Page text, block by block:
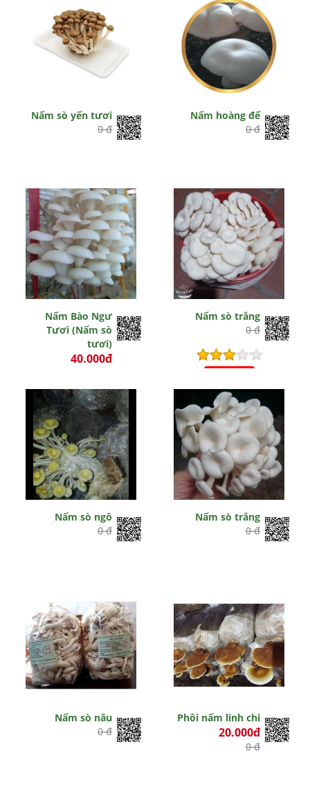
Nấm sò yến tươi
0 đ
Nấm hoàng đế
0 đ
Nấm Bào Ngư
Tươi (Nấm sò
tươi)
40.000đ
Hết hiệu lực
Nấm sò trắng
0 đ
Nấm sò ngô
0 đ
Nấm sò trắng
0 đ
Nấm sò nâu
0 đ
Phôi nấm linh chi
20.000đ
0 đ